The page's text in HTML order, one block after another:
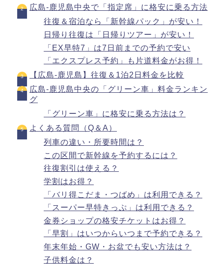
広島-鹿児島中央で「指定席」に格安に乗る方法
往復＆宿泊なら「新幹線パック」が安い！
日帰り往復は「日帰りツアー」が安い！
「EX早特7」は7日前までの予約で安い
「エクスプレス予約」も片道料金がお得！
【広島-鹿児島】往復＆1泊2日料金を比較
広島-鹿児島中央の「グリーン車」料金ランキン
グ
「グリーン車」に格安に乗る方法は？
よくある質問（Q＆A）
列車の違い・所要時間は？
この区間で新幹線を予約するには？
往復割引は使える？
学割はお得？
「バリ得こだま・つばめ」は利用できる？
「スーパー早特きっぷ」は利用できる？
金券ショップの格安チケットはお得？
「早割」はいつからいつまで予約できる？
年末年始・GW・お盆でも安い方法は？
子供料金は？